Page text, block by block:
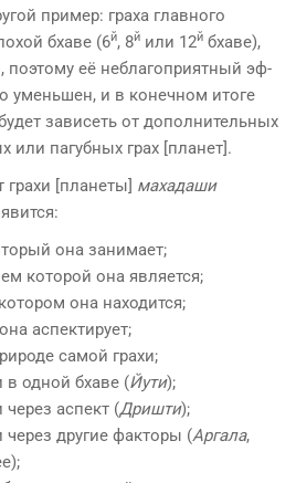
пример: граха глав­ного
бхаве (6й, 8й или 12й бхаве),
поэтому её неблагоприятный эф­
уменьшен, и в конечном итоге
зависеть от дополнительных
или пагубных грах [планет].
[планеты] махадаши
она занимает;
которой она является;
она находится;
аспектирует;
самой грахи;
в одной бхаве (Йути);
через аспект (Дришти);
через другие факторы (Аргала,